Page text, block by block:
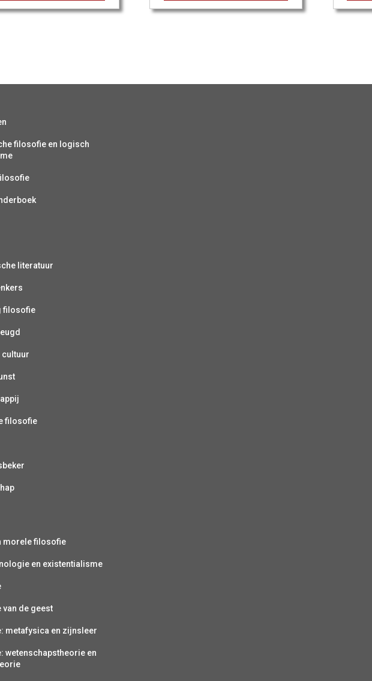
filosofie en logisch
literatuur
filosofie
cultuur
filosofie
morele filosofie
en existentialisme
de geest
metafysica en zijnsleer
wetenschapstheorie en